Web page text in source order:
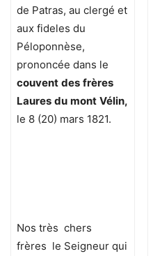
de Patras, au clergé et
aux fideles du
Péloponnèse,
prononcée dans le
couvent des frères
Laures du mont Vélin,
le 8 (20) mars 1821.
Nos très chers
frères le Seigneur qui